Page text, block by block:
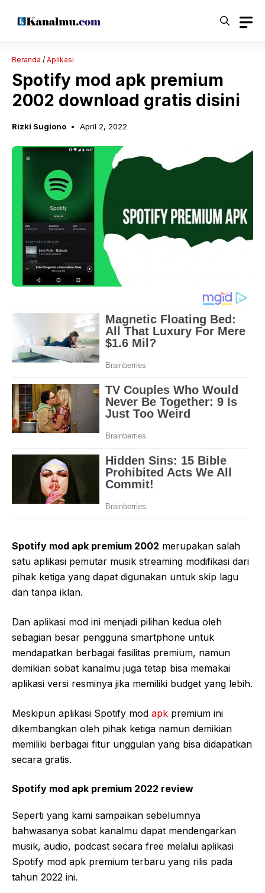
Beranda / Aplikasi
Spotify mod apk premium
2002 download gratis disini
Rizki Sugiono April 2, 2022
Spotify mod apk premium 2002 merupakan salah
satu aplikasi pemutar musik streaming modifikasi dari
pihak ketiga yang dapat digunakan untuk skip lagu
dan tanpa iklan.
Dan aplikasi mod ini menjadi pilihan kedua oleh
sebagian besar pengguna smartphone untuk
mendapatkan berbagai fasilitas premium, namun
demikian sobat kanalmu juga tetap bisa memakai
aplikasi versi resminya jika memiliki budget yang lebih.
Meskipun aplikasi Spotify mod apk premium ini
dikembangkan oleh pihak ketiga namun demikian
memiliki berbagai fitur unggulan yang bisa didapatkan
secara gratis.
Spotify mod apk premium 2022 review
Seperti yang kami sampaikan sebelumnya
bahwasanya sobat kanalmu dapat mendengarkan
musik, audio, podcast secara free melalui aplikasi
Spotify mod apk premium terbaru yang rilis pada
tahun 2022 ini.